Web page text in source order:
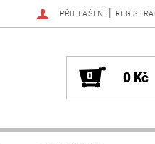
PŘIHLÁŠENÍ |
0 0 Kč